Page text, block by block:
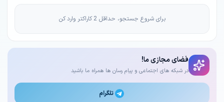
برای شروع جستجو، حداقل 2 کاراکتر وارد کن
فضای مجازی ما!
در شبکه های اجتماعی و پیام رسان ها همراه ما باشید
تلگرام